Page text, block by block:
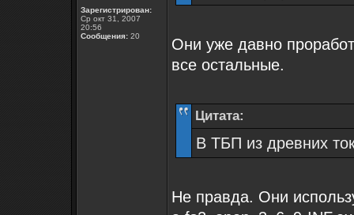
Зарегистрирован:
Ср окт 31, 2007
20:56
Сообщения: 20
Они уже давно
все остальные.
Цитата:
В ТБП из древних
Не правда. Они